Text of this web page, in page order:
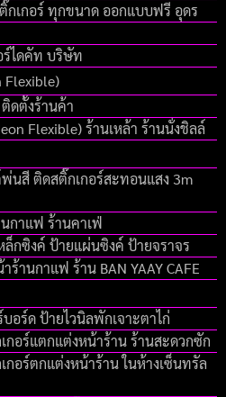
เกอร์ ทุกขนาด ออกแบบฟรี อุดร
ร์ไดคัท บริษัท
Flexible)
ดตั้งร้านค้า
Flexible) ร้านเหล้า ร้านนั่งชิลล์
นสี ติดสติ๊กเกอร์สะทอนแสง 3m
กาแฟ ร้านคาเฟ่
ล็กซิงค์ ป้ายแผ่นซิงค์ ป้ายจราจร
านกาแฟ ร้าน BAN YAAY CAFE
อร์ด ป้ายไวนิลพักเจาะตาไก่
กอร์แตกแต่งหน้าร้าน ร้านสะดวกซัก
กอร์ตกแต่งหน้าร้าน ในห้างเซ็นทรัล